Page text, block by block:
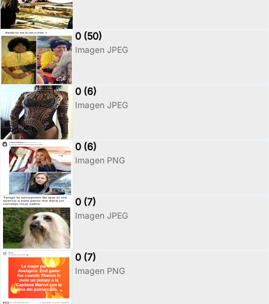
0 (50)
Imagen JPEG
0 (6)
Imagen JPEG
0 (6)
Imagen PNG
0 (7)
Imagen JPEG
0 (7)
Imagen PNG